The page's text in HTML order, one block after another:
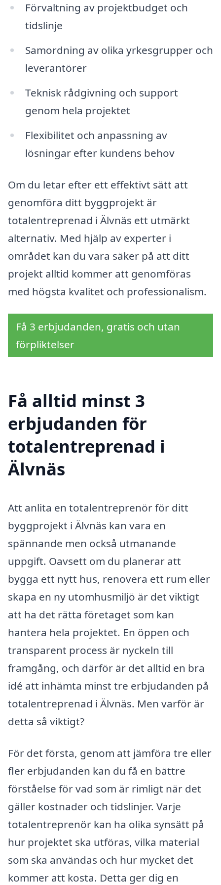
Förvaltning av projektbudget och
tidslinje
Samordning av olika yrkesgrupper och
leverantörer
Teknisk rådgivning och support
genom hela projektet
Flexibilitet och anpassning av
lösningar efter kundens behov
Om du letar efter ett effektivt sätt att
genomföra ditt byggprojekt är
totalentreprenad i Älvnäs ett utmärkt
alternativ. Med hjälp av experter i
området kan du vara säker på att ditt
projekt alltid kommer att genomföras
med högsta kvalitet och professionalism.
Få 3 erbjudanden, gratis och utan
förpliktelser
Få alltid minst 3
erbjudanden för
totalentreprenad i
Älvnäs
Att anlita en totalentreprenör för ditt
byggprojekt i Älvnäs kan vara en
spännande men också utmanande
uppgift. Oavsett om du planerar att
bygga ett nytt hus, renovera ett rum eller
skapa en ny utomhusmiljö är det viktigt
att ha det rätta företaget som kan
hantera hela projektet. En öppen och
transparent process är nyckeln till
framgång, och därför är det alltid en bra
idé att inhämta minst tre erbjudanden på
totalentreprenad i Älvnäs. Men varför är
detta så viktigt?
För det första, genom att jämföra tre eller
fler erbjudanden kan du få en bättre
förståelse för vad som är rimligt när det
gäller kostnader och tidslinjer. Varje
totalentreprenör kan ha olika synsätt på
hur projektet ska utföras, vilka material
som ska användas och hur mycket det
kommer att kosta. Detta ger dig en